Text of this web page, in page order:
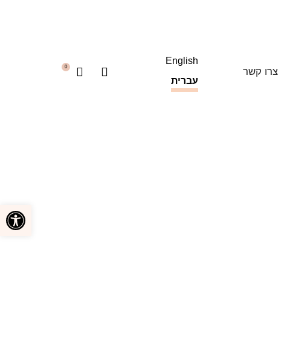
פתח
צרו קשר
English
עברית
0